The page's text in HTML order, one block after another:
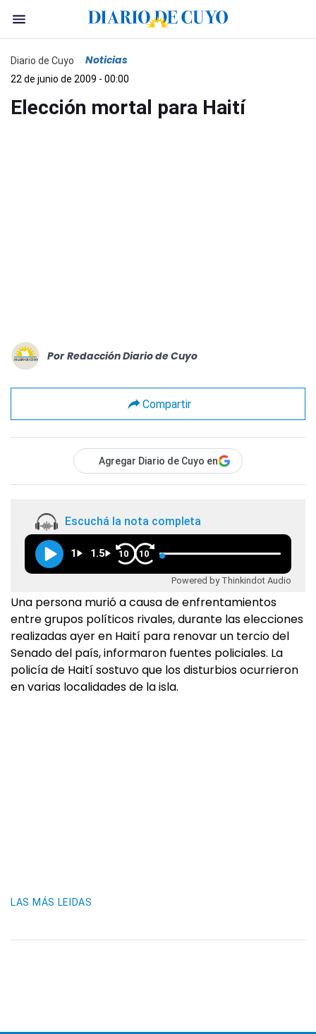
Diario de Cuyo Noticias
22 de junio de 2009 - 00:00
Elección mortal para Haití
Por Redacción Diario de Cuyo
Compartir
Agregar Diario de Cuyo en
Escuchá la nota completa
1 1.5 10 10
Powered by Thinkindot Audio
Una persona murió a causa de enfrentamientos
entre grupos políticos rivales, durante las elecciones
realizadas ayer en Haití para renovar un tercio del
Senado del país, informaron fuentes policiales. La
policía de Haití sostuvo que los disturbios ocurrieron
en varias localidades de la isla.
LAS MÁS LEIDAS